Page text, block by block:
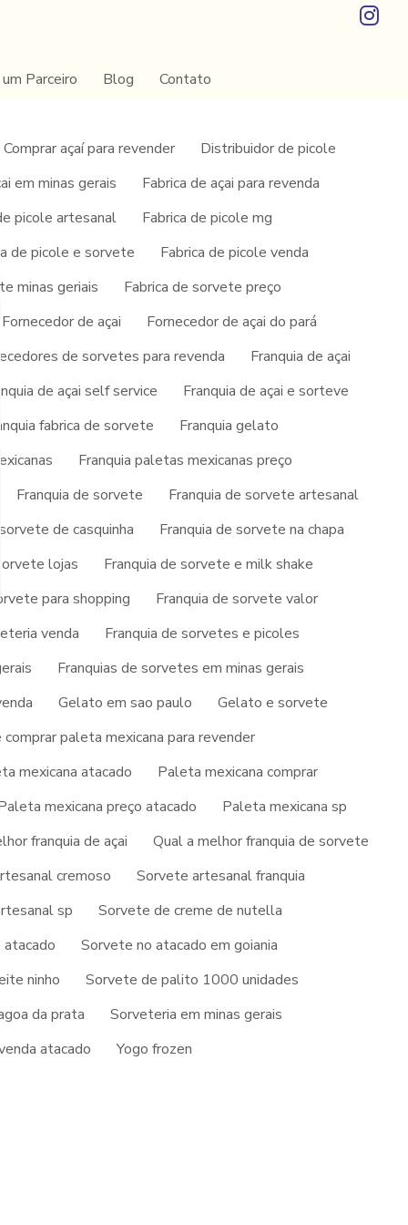
Parceiro Blog
Contato
Comprar açaí para revender
Distribuidor de picole
em minas gerais
Fabrica de açai para revenda
picole artesanal
Fabrica de picole mg
de picole e sorvete
Fabrica de picole venda
minas geriais
Fabrica de sorvete preço
Fornecedor de açai
Fornecedor de açai do pará
de sorvetes para revenda
Franquia de açai
de açai self service
Franquia de açai e sorteve
fabrica de sorvete
Franquia gelato
Franquia paletas mexicanas preço
Franquia de sorvete
Franquia de sorvete artesanal
de casquinha
Franquia de sorvete na chapa
lojas
Franquia de sorvete e milk shake
para shopping
Franquia de sorvete valor
venda
Franquia de sorvetes e picoles
Franquias de sorvetes em minas gerais
Gelato em sao paulo
Gelato e sorvete
comprar paleta mexicana para revender
mexicana atacado
Paleta mexicana comprar
mexicana preço atacado
Paleta mexicana sp
franquia de açai
Qual a melhor franquia de sorvete
cremoso
Sorvete artesanal franquia
sp
Sorvete de creme de nutella
Sorvete no atacado em goiania
ninho
Sorvete de palito 1000 unidades
da prata
Sorveteria em minas gerais
atacado Yogo frozen
INFORMAÇÕES
AÇAI NO ATACADO
AÇAI NO ATACADO PREÇO
AÇAI PARA VENDER
COMPRAR AÇAÍ PARA REVENDER
DISTRIBUIDOR DE PICOLE
EMPRESA DE GELATOS
EMPRESA DE SORVETE
FABRICA DE AÇAI PARA REVENDA
FABRICA DE AÇAI A VENDA
FABRICA DE GELATO
FABRICA DE GELATO ITALIANO
ENTRE EM CONTATO
(37) 99952-2222